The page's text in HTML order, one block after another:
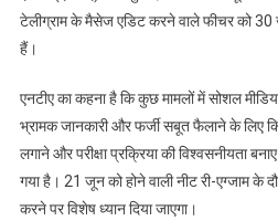
टेलीग्राम के मैसेज एडिट करने वाले फीचर को
हैं।
एनटीए का कहना है कि कुछ मामलों में सोशल
भ्रामक जानकारी और फर्जी सबूत फैलाने के लिए
लगाने और परीक्षा प्रक्रिया की विश्वसनीयता
गया है। 21 जून को होने वाली नीट री-एग्जाम के
करने पर विशेष ध्यान दिया जाएगा।